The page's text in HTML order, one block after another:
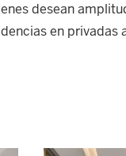
desean
en